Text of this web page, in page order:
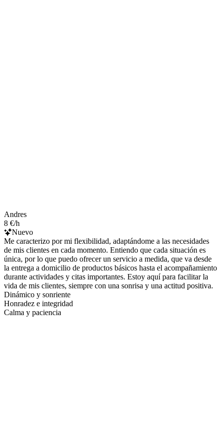
Andres
8 €/h
Nuevo
Me caracterizo por mi flexibilidad, adaptándome a las necesidades
de mis clientes en cada momento. Entiendo que cada situación es
única, por lo que puedo ofrecer un servicio a medida, que va desde
la entrega a domicilio de productos básicos hasta el acompañamiento
durante actividades y citas importantes. Estoy aquí para facilitar la
vida de mis clientes, siempre con una sonrisa y una actitud positiva.
Dinámico y sonriente
Honradez e integridad
Calma y paciencia